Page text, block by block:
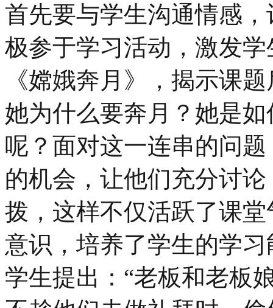
首先要与学生沟通情感
极参于学习活动，激发
《嫦娥奔月》，揭示课
她为什么要奔月？她是
呢？面对这一连串的问
的机会，让他们充分讨
拨，这样不仅活跃了课
意识，培养了学生的学
学生提出：“老板和老板